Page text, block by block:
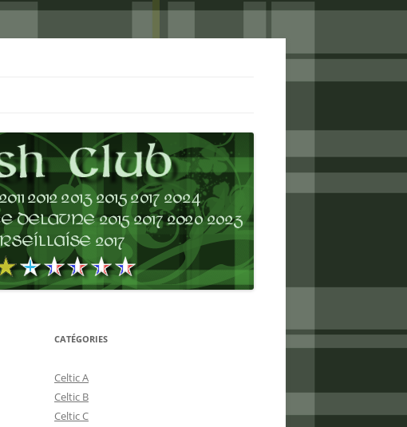
CATÉGORIES
Celtic A
Celtic B
Celtic C